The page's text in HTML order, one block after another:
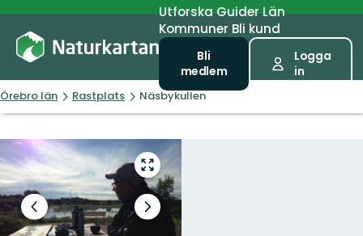
UtforskaGuiderLän
Kommuner Bli kund
Bli
medlem
Logga
in
Örebro län Rastplats Näsbykullen
Gå
till
helskärmsläge
Föregående
bild
Nästa
bildspel